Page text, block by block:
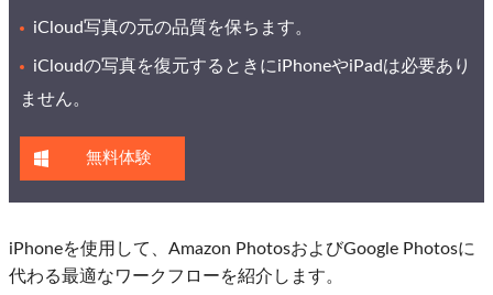
iCloud写真の元の品質を保ちます。
iCloudの写真を復元するときにiPhoneやiPadは必要あり
ません。
無料体験
iPhoneを使用して、Amazon PhotosおよびGoogle Photosに
代わる最適なワークフローを紹介します。